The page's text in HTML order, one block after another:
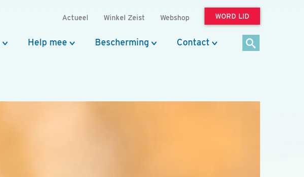
Actueel Winkel Zeist Webshop WORD LID
Help mee Bescherming Contact